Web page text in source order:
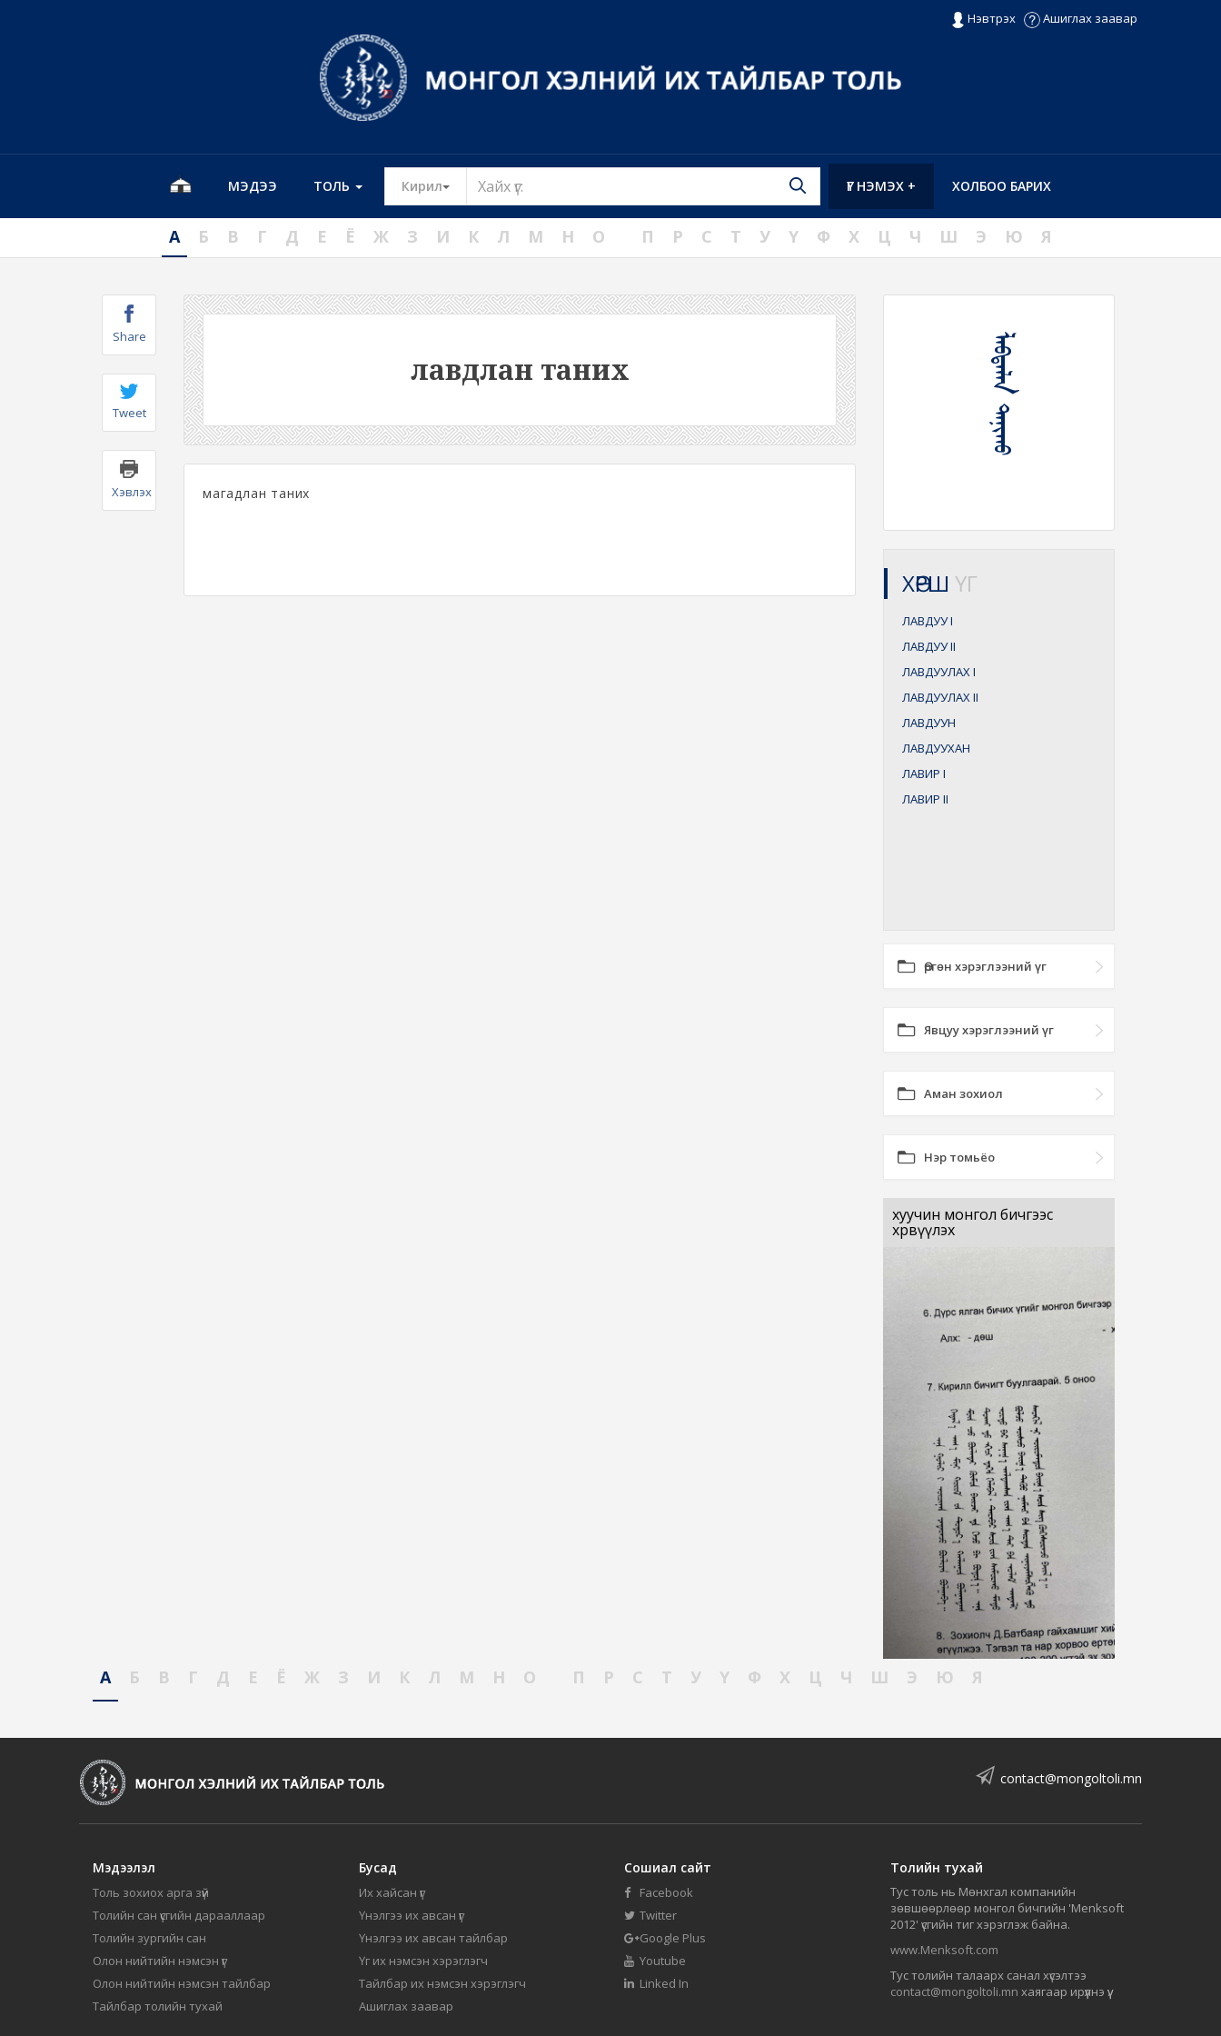
Нэвтрэх Ашиглах заавар
МЭДЭЭ ТОЛЬ Кирил Toggle Dropdown ХОЛБОО БАРИХ
ҮГ НЭМЭХ +
А Б В Г Д Е Ё Ж З И К Л М Н О П Р С Т У Ү Ф Х Ц Ч Ш Э Ю Я
Share
Tweet
Хэвлэх
лавдлан таних
магадлан таних
ᠯᠠᠪᠳᠠᠯᠠᠨ ᠲᠠᠨᠢᠬᠤ
ХӨРШ ҮГ
ЛАВДУУI
ЛАВДУУII
ЛАВДУУЛАХI
ЛАВДУУЛАХII
ЛАВДУУН
ЛАВДУУХАН
ЛАВИР I
ЛАВИР II
Өргөн хэрэглээний үг
Явцуу хэрэглээний үг
Аман зохиол
Нэр томьёо
хуучин монгол бичгээс
хөрвүүлэх
А Б В Г Д Е Ё Ж З И К Л М Н О П Р С Т У Ү Ф Х Ц Ч Ш Э Ю Я
contact@mongoltoli.mn
Мэдээлэл
Толь зохиох арга зүй
Толийн сан үсгийн дарааллаар
Толийн зургийн сан
Олон нийтийн нэмсэн үг
Олон нийтийн нэмсэн тайлбар
Тайлбар толийн тухай
Бусад
Их хайсан үг
Үнэлгээ их авсан үг
Үнэлгээ их авсан тайлбар
Үг их нэмсэн хэрэглэгч
Тайлбар их нэмсэн хэрэглэгч
Ашиглах заавар
Сошиал сайт
Facebook
Twitter
Google Plus
Youtube
Linked In
Толийн тухай
Тус толь нь Мөнхгал компанийн
зөвшөөрлөөр монгол бичгийн 'Menksoft
2012' үсгийн тиг хэрэглэж байна.
www.Menksoft.com
Тус толийн талаарх санал хүсэлтээ
contact@mongoltoli.mn хаягаар ирүүлнэ үү.